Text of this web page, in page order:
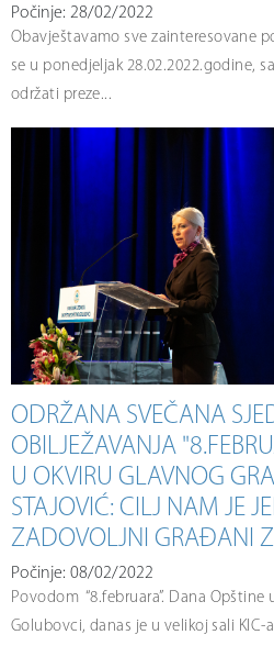
Počinje: 28/02/2022
Obavještavamo sve zainteresovane
se u ponedjeljak 28.02.2022.godine,
održati preze...
ODRŽANA SVEČANA
OBILJEŽAVANJA
U OKVIRU GLAVNOG
STAJOVIĆ: CILJ NAM JE
ZADOVOLJNI GRAĐANI
Počinje: 08/02/2022
Povodom “8.februara”. Dana
Golubovci, danas je u velikoj sali KIC-a